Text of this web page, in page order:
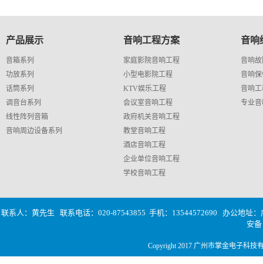
产品展示
音箱系列
功放系列
话筒系列
调音台系列
线性阵列音箱
音响周边设备系列
音响工程方案
家庭影院音响工程
小型电影院工程
KTV娱乐工程
会议室音响工程
政府机关音响工程
教堂音响工程
酒店音响工程
企业单位音响工程
学校音响工程
音响
音响
音响
音响
专业
联系人：黄先生 联系电话：020-87543855 手机：13544572690
办公地址
安备
Copyright 2017 广州市掌金电子科技